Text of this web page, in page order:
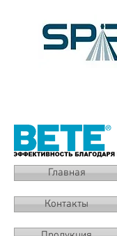
Главная
Контакты